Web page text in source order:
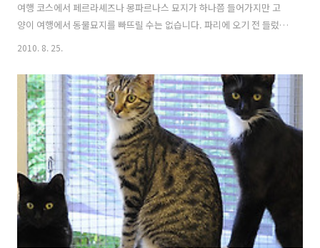
여행 코스에서 페르라셰즈나 몽파르나스 묘지가 하나쯤 들어가지만 고
양이 여행에서 동물묘지를 빠뜨릴 수는 없습니다. 파리에 오기 전 들렀던
스웨덴의 동물묘지와 어떻게 다를까 궁금하기도 했고요. 물론 제가 갔던
없습니다만, 적어도 그 나라 사람들이 반려동물과 이별한 후 어떤 모습으
로 추억하는지 보여줄 수는 있을 것 같습니다. 묘지 입구로 들어서면, 40
명의 목숨을 구한 구조견의 기념비가 당당하게 버티고 있습니다. 이곳은
'반려견 묘지'라고 불리지만, 개 외에도 고양이, 말 등 다양한 동물이 묻
혀 있으며, 명사들과 함께 했던 동물들이 묻힌 것으로도 잘 알려져 있습
니다..
2010. 8. 25.